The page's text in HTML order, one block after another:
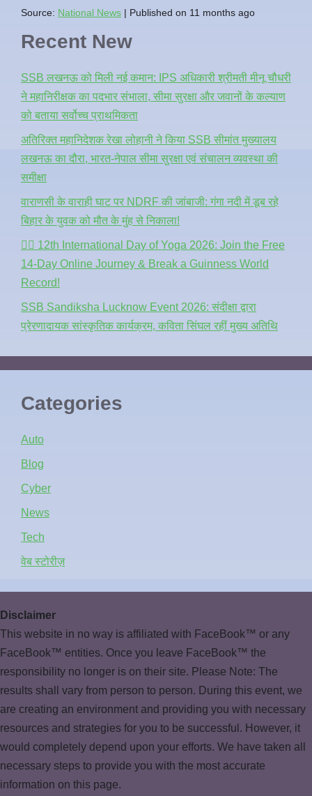
Source: National News Published on 11 months ago
Recent New
SSB लखनऊ को मिली नई कमान: IPS अधिकारी श्रीमती मीनू चौधरी
ने महानिरीक्षक का पदभार संभाला, सीमा सुरक्षा और जवानों के कल्याण
को बताया सर्वोच्च प्राथमिकता
अतिरिक्त महानिदेशक रेखा लोहानी ने किया SSB सीमांत मुख्यालय
लखनऊ का दौरा, भारत-नेपाल सीमा सुरक्षा एवं संचालन व्यवस्था की
समीक्षा
वाराणसी के वाराही घाट पर NDRF की जांबाजी: गंगा नदी में डूब रहे
बिहार के युवक को मौत के मुंह से निकाला!
🧘‍♂️ 12th International Day of Yoga 2026: Join the Free
14-Day Online Journey & Break a Guinness World
Record!
SSB Sandiksha Lucknow Event 2026: संदीक्षा द्वारा
प्रेरणादायक सांस्कृतिक कार्यक्रम, कविता सिंघल रहीं मुख्य अतिथि
Categories
Auto
Blog
Cyber
News
Tech
वेब स्टोरीज़
Disclaimer
This website in no way is affiliated with FaceBook™ or any
FaceBook™ entities. Once you leave FaceBook™ the
responsibility no longer is on their site. Please Note: The
results shall vary from person to person. During this event, we
are creating an environment and providing you with necessary
resources and strategies for you to be successful. However, it
would completely depend upon your efforts. We have taken all
necessary steps to provide you with the most accurate
information on this page.